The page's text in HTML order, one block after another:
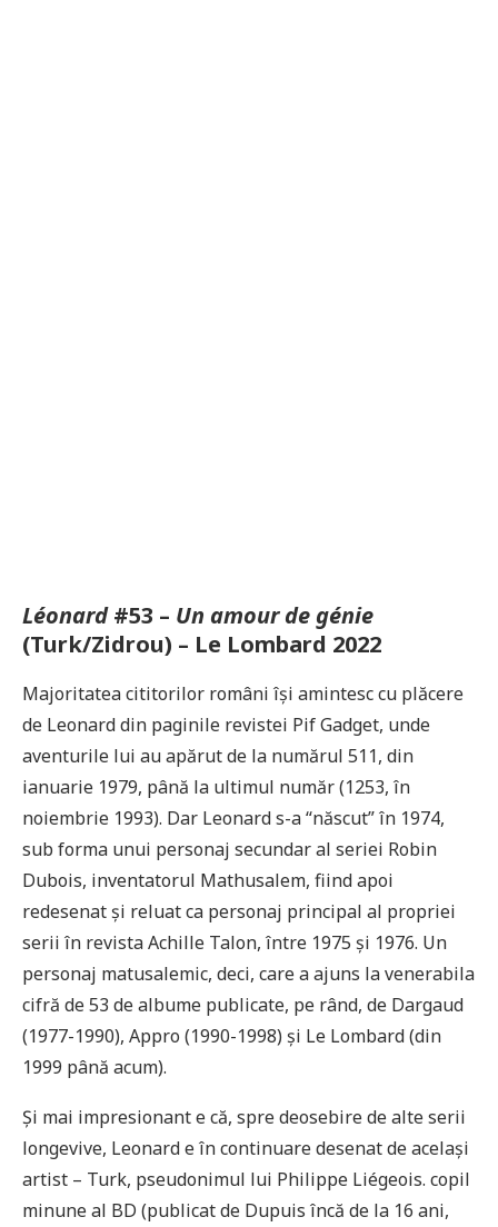
Léonard#53 – Un amour de génie
(Turk/Zidrou) – Le Lombard 2022
Majoritatea cititorilor români își amintesc cu plăcere
de Leonard din paginile revistei Pif Gadget, unde
aventurile lui au apărut de la numărul 511, din
ianuarie 1979, până la ultimul număr (1253, în
noiembrie 1993). Dar Leonard s-a “născut” în 1974,
sub forma unui personaj secundar al seriei Robin
Dubois, inventatorul Mathusalem, fiind apoi
redesenat și reluat ca personaj principal al propriei
serii în revista Achille Talon, între 1975 și 1976. Un
personaj matusalemic, deci, care a ajuns la venerabila
cifră de 53 de albume publicate, pe rând, de Dargaud
(1977-1990), Appro (1990-1998) și Le Lombard (din
1999 până acum).
Și mai impresionant e că, spre deosebire de alte serii
longevive, Leonard e în continuare desenat de același
artist – Turk, pseudonimul lui Philippe Liégeois. copil
minune al BD (publicat de Dupuis încă de la 16 ani,